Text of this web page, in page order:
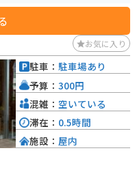
されており、濃厚でミルキーな
お気に入り
駐車： 駐車場あり
予算： 300円
混雑： 空いている
滞在： 0.5時間
施設： 屋内